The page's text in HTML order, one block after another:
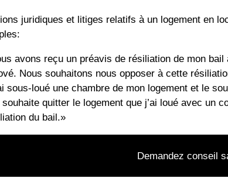
juridiques et litiges relatifs à un logement en
avons reçu un préavis de résiliation de mon
Nous souhaitons nous opposer à cette
sous-loué une chambre de mon logement et le
quitter le logement que j’ai loué avec un
du bail.»
Demandez conseil